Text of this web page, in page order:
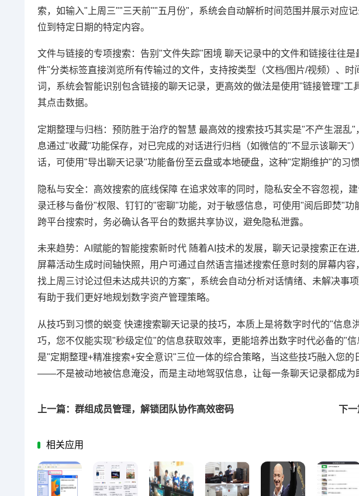
索，如输入"上周三""三天前""五月份"，系统会自动解析时间范围并展示对应
位到特定日期的特定内容。
文件与链接的专项搜索：告别"文件失踪"困境 聊天记录中的文件和链接往往
件"分类标签直接浏览所有传输过的文件，支持按类型（文档/图片/视频）、
词，系统会智能识别包含链接的聊天记录，更高效的做法是使用"链接管理"
其点击数据。
定期整理与归档：预防胜于治疗的智慧 最高效的搜索技巧其实是"不产生混
息通过"收藏"功能保存，对已完成的对话进行归档（如微信的"不显示该聊天"
话，可使用"导出聊天记录"功能备份至云盘或本地硬盘，这种"定期维护"的习
隐私与安全：高效搜索的底线保障 在追求效率的同时，隐私安全不容忽视，
录迁移与备份"权限、钉钉的"密聊"功能，对于敏感信息，可使用"阅后即焚"
跨平台搜索时，务必确认各平台的数据共享协议，避免隐私泄露。
未来趋势：AI赋能的智能搜索新时代 随着AI技术的发展，聊天记录搜索正在
屏幕活动生成时间轴快照，用户可通过自然语言描述搜索任意时刻的屏幕内
找上周三讨论过但未达成共识的方案"，系统会自动分析对话情绪、未解决事
有助于我们更好地规划数字资产管理策略。
从技巧到习惯的蜕变 快速搜索聊天记录的技巧，本质上是将数字时代的"信
巧，您不仅能实现"秒级定位"的信息获取效率，更能培养出数字时代必备的"
是"定期整理+精准搜索+安全意识"三位一体的综合策略，当这些技巧融入您
——不是被动地被信息淹没，而是主动地驾驭信息，让每一条聊天记录都成为
上一篇：群组成员管理，解锁团队协作高效密码
相关应用